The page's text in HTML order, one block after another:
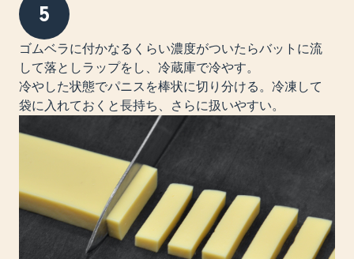
5
ゴムベラに付かなるくらい濃度がついたらバットに流
して落としラップをし、冷蔵庫で冷やす。
冷やした状態でパニスを棒状に切り分ける。冷凍して
袋に入れておくと長持ち、さらに扱いやすい。